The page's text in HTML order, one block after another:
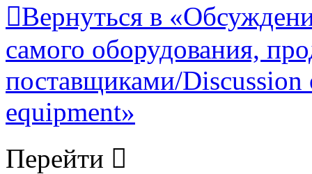
Вернуться в
самого оборудования,
поставщиками/Discussion
equipment»
Перейти